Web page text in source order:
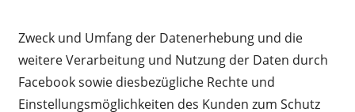
Zweck und Umfang der Datenerhebung und die
weitere Verarbeitung und Nutzung der Daten durch
Facebook sowie diesbezügliche Rechte und
Einstellungsmöglichkeiten des Kunden zum Schutz